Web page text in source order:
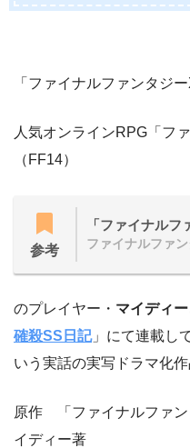
「ファイナルファンタジ
人気オンラインRPG「フ
（FF14）
参考
「ファイナルフ
ファイナルファ
のプレイヤー・ マイディー
確殺SS日記」にて連載し
いう実話の実写ドラマ化作
原作 「ファイナルファ
イディー著